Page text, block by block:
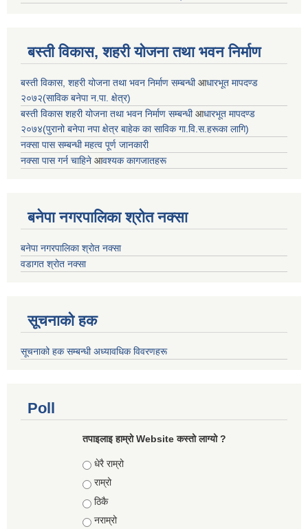
बस्ती विकास, शहरी योजना तथा भवन निर्माण
बस्ती विकास, शहरी योजना तथा भवन निर्माण सम्बन्धीआधारभूत मापदण्ड
२०७२(साविक बनेपा न.पा. क्षेत्र)
बस्ती विकास शहरी योजना तथा भवन निर्माण सम्बन्धीआधारभूत मापदण्ड
२०७४(पुरानो बनेपा नपा क्षेत्र बाहेक का साविक गा.वि.स.हरूका लागि)
नक्सा पास सम्बन्धी महत्व पूर्ण जानकारी
नक्सा पास गर्न चाहिने आवश्यक कागजातहरू
बनेपा नगरपालिका श्रोत नक्सा
बनेपा नगरपालिका श्रोत नक्सा
वडागत श्रोत नक्सा
सूचनाको हक
सूचनाको हक सम्बन्धी अध्यावधिक विवरणहरू
Poll
तपाइलाइ हाम्रो Website कस्तो लाग्यो ?
Choices
धेरै राम्रो
राम्रो
ठिकै
नराम्रो